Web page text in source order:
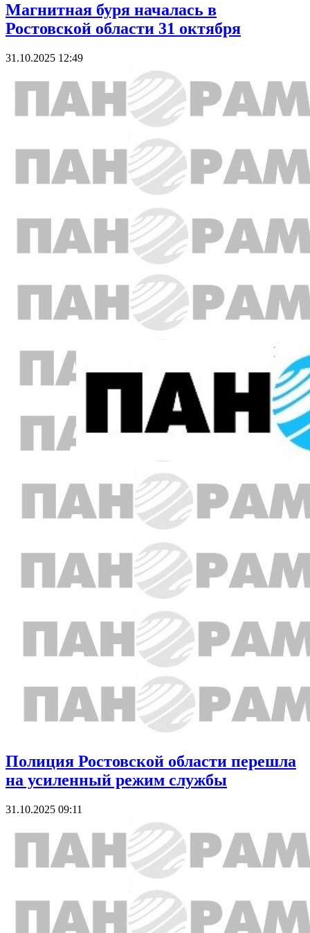
Магнитная буря началась в
Ростовской области 31 октября
31.10.2025 12:49
Полиция Ростовской области перешла
на усиленный режим службы
31.10.2025 09:11